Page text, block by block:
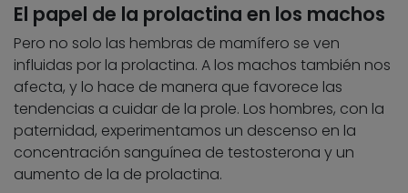
El papel de la prolactina en los machos
Pero no solo las hembras de mamífero se ven
influidas por la prolactina. A los machos también nos
afecta, y lo hace de manera que favorece las
tendencias a cuidar de la prole. Los hombres, con la
paternidad, experimentamos un descenso en la
concentración sanguínea de testosterona y un
aumento de la de prolactina.